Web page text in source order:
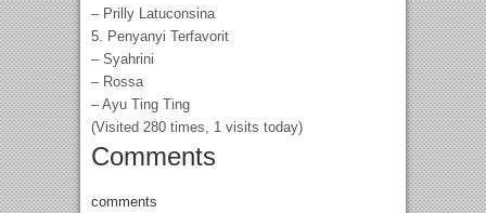
– Prilly Latuconsina
5. Penyanyi Terfavorit
– Syahrini
– Rossa
– Ayu Ting Ting
(Visited 280 times, 1 visits today)
Comments
comments